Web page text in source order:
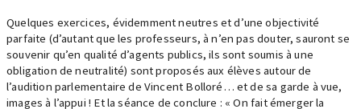
Quelques exercices, évidemment neutres et d’une objectivité
parfaite (d’autant que les professeurs, à n’en pas douter, sauront se
souvenir qu’en qualité d’agents publics, ils sont soumis à une
obligation de neutralité) sont proposés aux élèves autour de
l’audition parlementaire de Vincent Bolloré… et de sa garde à vue,
images à l’appui ! Et la séance de conclure : « On fait émerger la